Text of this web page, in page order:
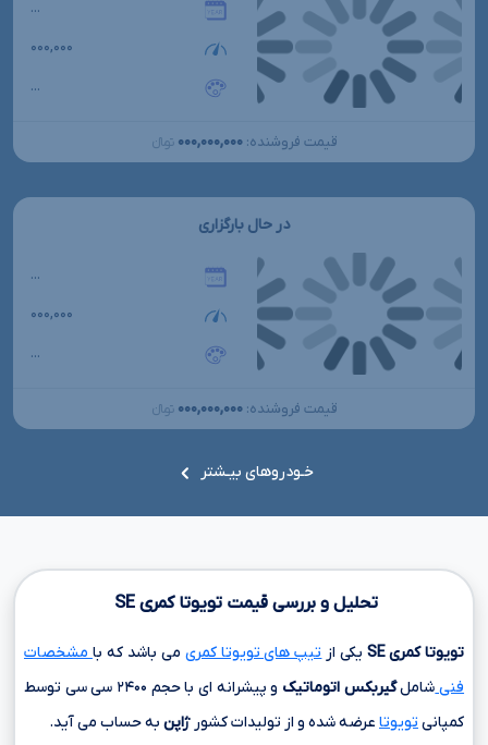
...
۰۰۰,۰۰۰
...
قیمت فروشنده: ۰۰۰,۰۰۰,۰۰۰ تومانءءء
در حال بارگزاری
...
۰۰۰,۰۰۰
...
قیمت فروشنده: ۰۰۰,۰۰۰,۰۰۰ تومانءءء
خـودروهای بیـشتر
تحلیل و بررسی قیمت تویوتا کمری SE
تویوتا کمریSEیکی از تیپ های تویوتا کمری می باشد که با مشخصات
فنی شاملگیربکس اتوماتیک و پیشرانه ای با حجم ۲۴۰۰ سی سی
توسط
کمپانی تویوتا عرضه شده و از تولیدات کشور ژاپن به حساب می آید.